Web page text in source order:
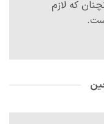
که لازم